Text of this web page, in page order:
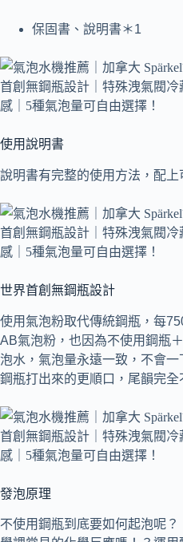
保固書、說明書＊1
使用說明書
說明書有完整的使用方法，配
世界首創無鋼瓶設計
使用氣泡粉取代傳統鋼瓶，每
AB氣泡粉，也因為不使用鋼瓶
泡水，氣泡量永遠一致，不會
鋼瓶打出來的更順口，尾韻完全
發泡原理
不使用鋼瓶到底要如何起泡呢